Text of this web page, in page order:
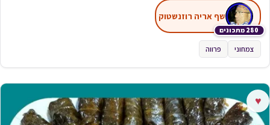
280 מתכונים
שף אריה רוזנשטוק
צמחוני פרווה
♥